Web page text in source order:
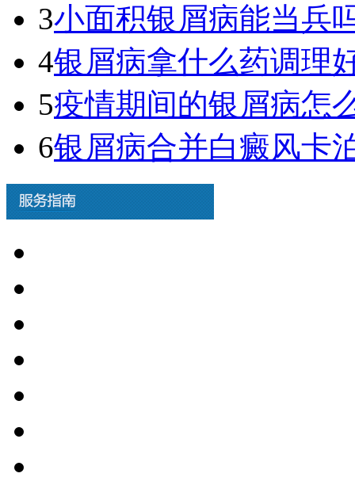
3小面积银屑病能当兵
4银屑病拿什么药调理
5疫情期间的银屑病怎
6银屑病合并白癜风卡